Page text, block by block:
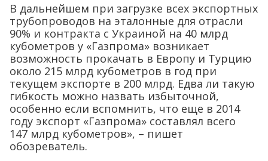
В дальнейшем при загрузке всех экспортных
трубопроводов на эталонные для отрасли
90% и контракта с Украиной на 40 млрд
кубометров у «Газпрома» возникает
возможность прокачать в Европу и Турцию
около 215 млрд кубометров в год при
текущем экспорте в 200 млрд. Едва ли такую
гибкость можно назвать избыточной,
особенно если вспомнить, что еще в 2014
году экспорт «Газпрома» составлял всего
147 млрд кубометров», – пишет
обозреватель.